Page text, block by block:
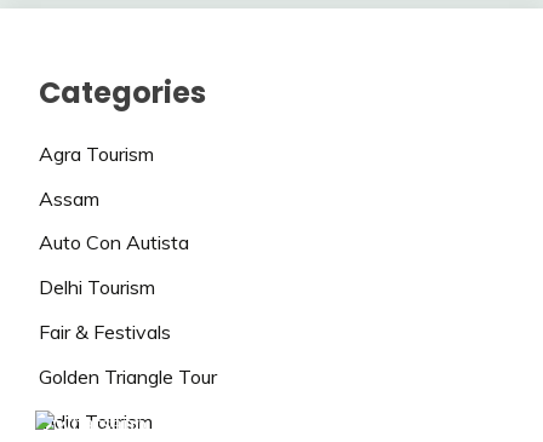
Categories
Agra Tourism
Assam
Auto Con Autista
Delhi Tourism
Fair & Festivals
Golden Triangle Tour
India Tourism